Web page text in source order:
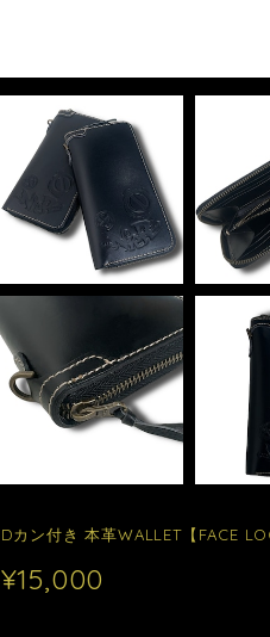
Dカン付き 本革WALLET【FACE
¥15,000